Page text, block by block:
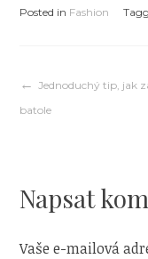
Posted in Fashion
Navigace
příspěvek
Jednoduchý tip, jak
batole
Napsat
Vaše e-mailová